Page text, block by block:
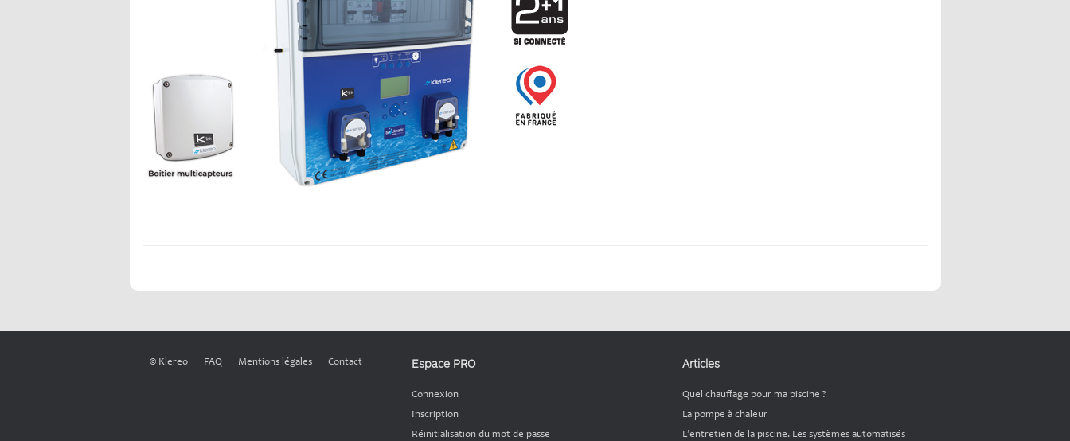
© Klereo FAQ Mentions légales Contact Espace PRO
Connexion
Inscription
Réinitialisation du mot de passe
Articles
Quel chauffage pour ma piscine ?
La pompe à chaleur
L’entretien de la piscine. Les systèmes automatisés